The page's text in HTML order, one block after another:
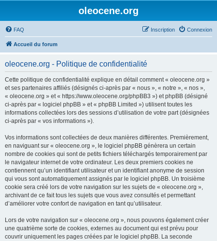
oleocene.org
FAQ Connexion
Inscription
Accueil du forum
oleocene.org - Politique de confidentialité
Cette politique de confidentialité explique en détail comment « oleocene.org »
et ses partenaires affiliés (désignés ci-après par « nous », « notre », « nos »,
« oleocene.org » et « https://www.oleocene.org/phpBB3 ») et phpBB (désigné
ci-après par « logiciel phpBB » et « phpBB Limited ») utilisent toutes les
informations collectées lors des sessions d’utilisation de votre part (désignées
ci-après par « vos informations »).
Vos informations sont collectées de deux manières différentes. Premièrement,
en naviguant sur « oleocene.org », le logiciel phpBB génèrera un certain
nombre de cookies qui sont de petits fichiers téléchargés temporairement par
le navigateur internet de votre ordinateur. Les deux premiers cookies ne
contiennent qu’un identifiant utilisateur et un identifiant anonyme de session
qui vous sont automatiquement assignés par le logiciel phpBB. Un troisième
cookie sera créé lors de votre navigation sur les sujets de « oleocene.org »,
archivant de ce fait tous les sujets que vous avez consultés et permettant
d’améliorer votre confort de navigation en tant qu’utilisateur.
Lors de votre navigation sur « oleocene.org », nous pouvons également créer
une quatrième sorte de cookies, externes au document qui est prévu pour
couvrir uniquement les pages créées par le logiciel phpBB. La seconde